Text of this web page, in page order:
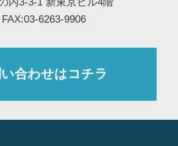
FAX:03-6263-9906
合わせはコチラ